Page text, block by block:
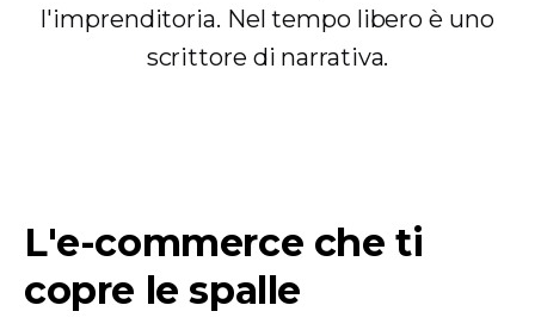
l'imprenditoria. Nel tempo libero è uno
scrittore di narrativa.
L'e-commerce che ti
copre le spalle